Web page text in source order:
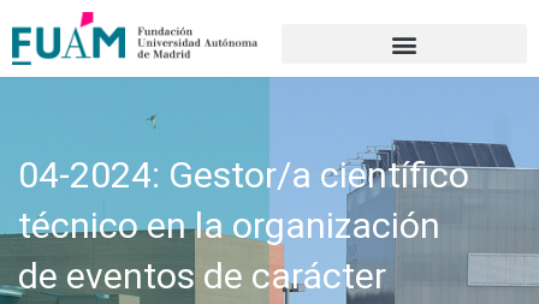
04-2024: Gestor/a científico
técnico en la organización
de eventos de carácter